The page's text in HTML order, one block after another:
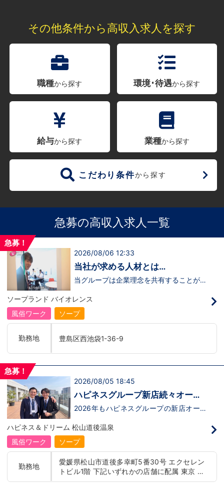
その他条件から高収入求人を探す
職種から探す 環境･待遇から探す
給与から探す 業種から探す
こだわり条件から探す
急募の高収入求人一覧
急募！
2026/08/06 12:33
当社が求める人材とは…
当グループは企業理念を共有することがで
神】を持っている方を求めています。さら
に！『ハピネスグループは、店舗数が増え
ます！！』つまり…【店長/幹部】の空き
枠があるってことです。実際に働いてみ
職者になれない(´;ω;｀)なんて経験はあり
ませんか？？当グループは年功序列ではな
く実力主義です。頑張り次第でいくらでも
のある方には必要な席をしっかりご用意で
入社後、最短で8ヶ月で店長になった先輩
もいます。その先輩のあとにアナタも続き
ませんか！？勿論、男性だけではなく女性
も活躍中。ハピネスグループ初の女性店長
イトレジャー業界だからといって一般大手
企業様に引けを取らない体制で取り組んで
いる会社です。そのため、誰もが安心して
入社・勤務のできる環境なのです。それで
ャルサイトをご覧下さい。
【https://happiness-group.biz/】※お手
数ですがコピー＆ペーストしてURLを開い
ソープランド バイオレンス
風俗ワーク
ソープ
勤務地 豊島区西池袋1-36-9
急募！
2026/08/05 18:45
ハピネスグループ新店続々オープ
ン決定！
2026年もハピネスグループの新店オープ
てみませんか？いままでの職歴も学歴も一
切関係ありません。頑張り次第で20代で
年収1000万円も夢じゃないんです！一般
職からの転職や、女性からのご応募大歓
ッフ一人ひとりが働きやすい環境のお店で
す。現在多くの女性スタッフが勤務してお
ります。業界経験のある方もない方もご応
ハピネス＆ドリーム 松山道後温泉
風俗ワーク
ソープ
勤務地
愛媛県松山市道後多幸町5番30号 エクセレン
トビル1階 下記いずれかの店舗に配属 東京 五
反田：五反田駅から徒歩2分 池袋：池袋駅西